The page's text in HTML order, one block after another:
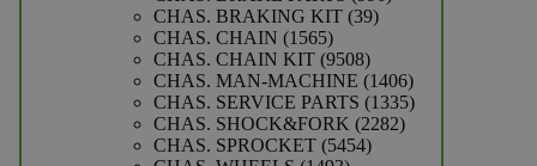
CHAS. BRAKING KIT 3939
CHAS. CHAIN 15651565
producten
CHAS. CHAIN KIT 95089508
producten
CHAS. MAN-MACHINE 14061406
producten
CHAS. SERVICE PARTS 13351335
CHAS. SHOCK&FORK 22822282
CHAS. SPROCKET 54545454